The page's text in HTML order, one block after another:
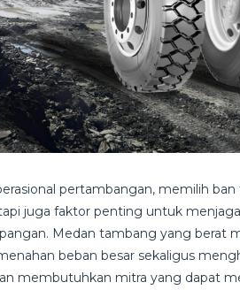
pertambangan, memilih
juga faktor penting untuk
Medan tambang yang berat
beban besar sekaligus
membutuhkan mitra yang dapat